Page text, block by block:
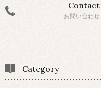
Contact
お問い合わせ
Category